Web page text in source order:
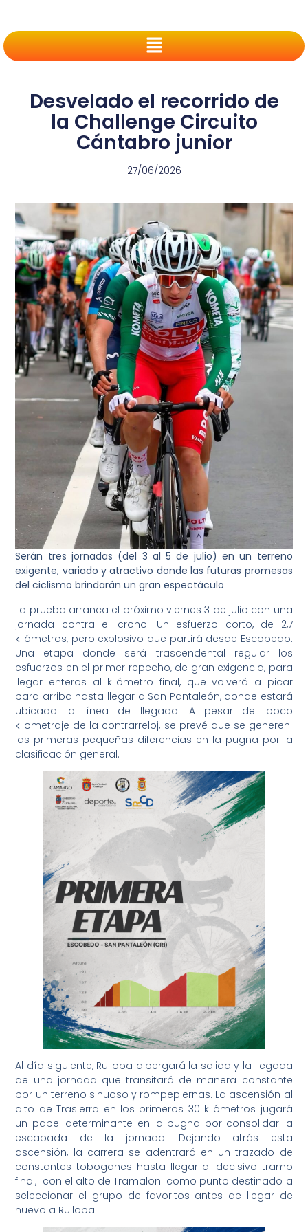
Desvelado el recorrido de
la Challenge Circuito
Cántabro junior
27/06/2026
Serán tres jornadas (del 3 al 5 de julio) en un terreno
exigente, variado y atractivo donde las futuras promesas
del ciclismo brindarán un gran espectáculo
La prueba arranca el próximo viernes 3 de julio con una
jornada contra el crono. Un esfuerzo corto, de 2,7
kilómetros, pero explosivo que partirá desde Escobedo.
Una etapa donde será trascendental regular los
esfuerzos en el primer repecho, de gran exigencia, para
llegar enteros al kilómetro final, que volverá a picar
para arriba hasta llegar a San Pantaleón, donde estará
ubicada la línea de llegada. A pesar del poco
kilometraje de la contrarreloj, se prevé que se generen
las primeras pequeñas diferencias en la pugna por la
clasificación general.
Al día siguiente, Ruiloba albergará la salida y la llegada
de una jornada que transitará de manera constante
por un terreno sinuoso y rompepiernas. La ascensión al
alto de Trasierra en los primeros 30 kilómetros jugará
un papel determinante en la pugna por consolidar la
escapada de la jornada. Dejando atrás esta
ascensión, la carrera se adentrará en un trazado de
constantes toboganes hasta llegar al decisivo tramo
final, con el alto de Tramalon como punto destinado a
seleccionar el grupo de favoritos antes de llegar de
nuevo a Ruiloba.